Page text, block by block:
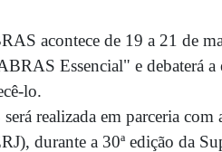
acontece de 19 a 21 de
Essencial" e debaterá
lo.
realizada em parceria
durante a 30ª edição da